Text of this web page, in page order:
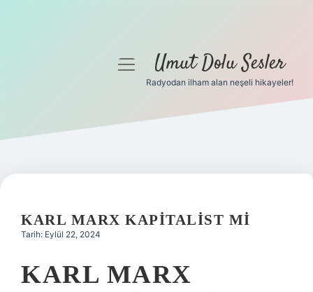
Gizlilik Politikası
Yasal Uyarı
menüyüUmut Dolu Sesler
Radyodan ilham alan neşeli hikayeler!
KARL MARX KAPITALIST MI
Tarih: Eylül 22, 2024
KARL MARX